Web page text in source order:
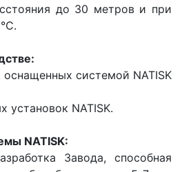
до 30 метров и при
системой NATISK
установок NATISK.
NATISK:
Завода, способная